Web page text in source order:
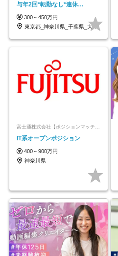
与年2回*転勤なし*連休
OK/ZE010232
300～450万円
東京都_神奈川県_千葉県_大阪府_愛知県…
富士通株式会社【ポジションマッチ登録】
IT系オープンポジション
400～900万円
神奈川県